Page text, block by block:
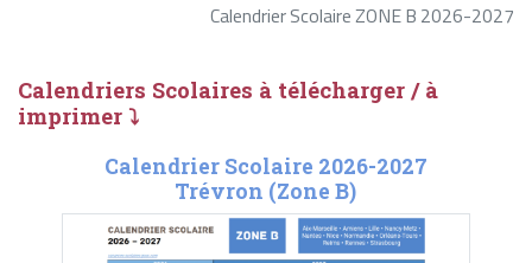
Calendrier Scolaire ZONE B 2026-2027
Calendriers Scolaires à télécharger / à
imprimer ⤵
Calendrier Scolaire 2026-2027
Trévron (Zone B)